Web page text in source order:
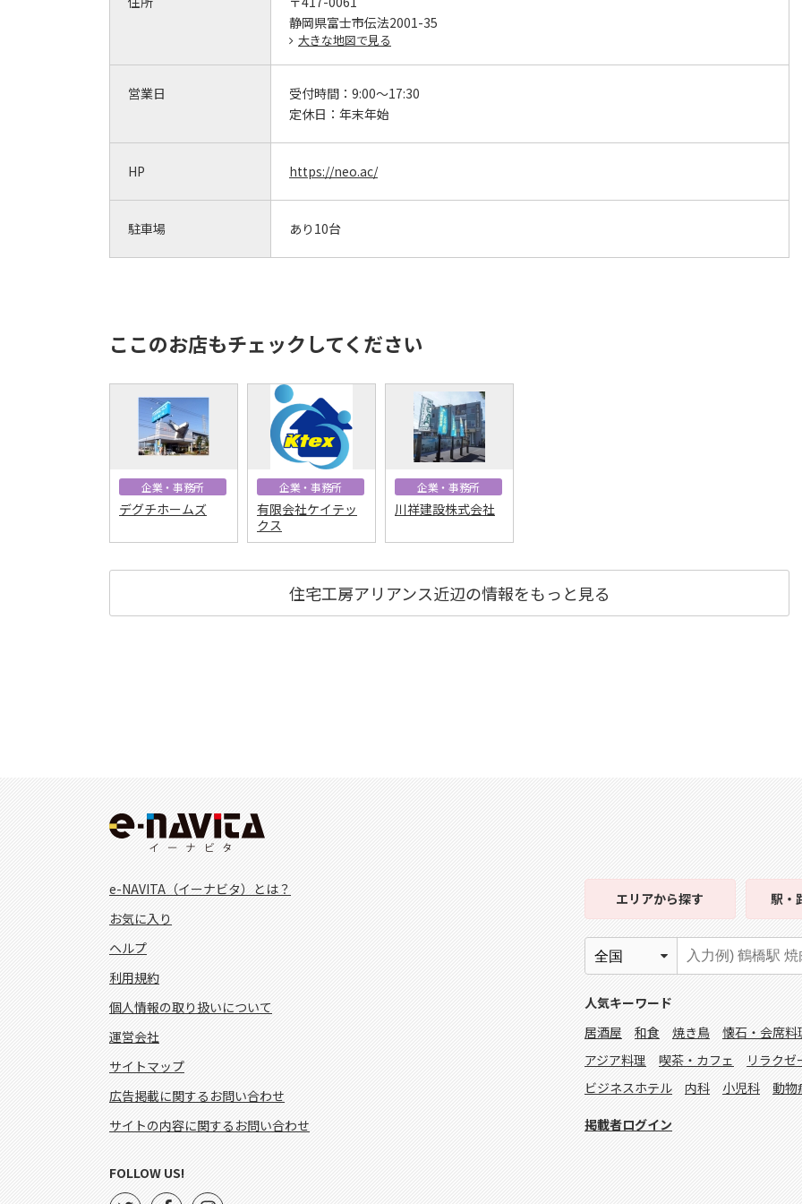
静岡県富士市伝法2001-35
大きな地図で見る
営業日 受付時間： 9:00～17:30
定休日： 年末年始
HP https://neo.ac/
駐車場 あり10台
ここのお店もチェックしてください
企業・事務所
デグチホームズ
企業・事務所
有限会社ケイテッ
クス
企業・事務所
川祥建設株式会社
住宅工房アリアンス近辺の情報をもっと見る
e-NAVITA（イーナビタ）とは？
お気に入り
ヘルプ
利用規約
個人情報の取り扱いについて
運営会社
サイトマップ
広告掲載に関するお問い合わせ
サイトの内容に関するお問い合わせ
エリアから探す 駅・
人気キーワード
居酒屋
和食 焼き鳥 懐石・会席料
アジア料理
喫茶・カフェ リラクゼ
ビジネスホテル
内科 小児科 動物
掲載者ログイン
FOLLOW US!